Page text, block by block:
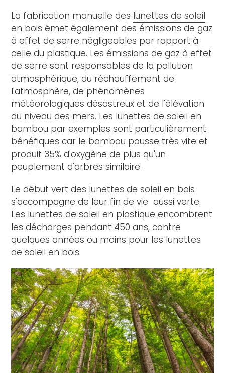
La fabrication manuelle des lunettes de soleil
en bois émet également des émissions de gaz
à effet de serre négligeables par rapport à
celle du plastique. Les émissions de gaz à effet
de serre sont responsables de la pollution
atmosphérique, du réchauffement de
l'atmosphère, de phénomènes
météorologiques désastreux et de l'élévation
du niveau des mers. Les lunettes de soleil en
bambou par exemples sont particulièrement
bénéfiques car le bambou pousse très vite et
produit 35% d'oxygène de plus qu'un
peuplement d'arbres similaire.
Le début vert des lunettes de soleil en bois
s'accompagne de leur fin de vie aussi verte.
Les lunettes de soleil en plastique encombrent
les décharges pendant 450 ans, contre
quelques années ou moins pour les lunettes
de soleil en bois.